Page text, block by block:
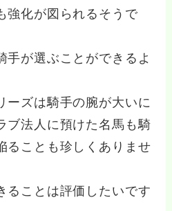
強化が図られるそうで
手が選ぶことができるよ
ーズは騎手の腕が大いに
ブ法人に預けた名馬も騎
ることも珍しくありませ
ることは評価したいです